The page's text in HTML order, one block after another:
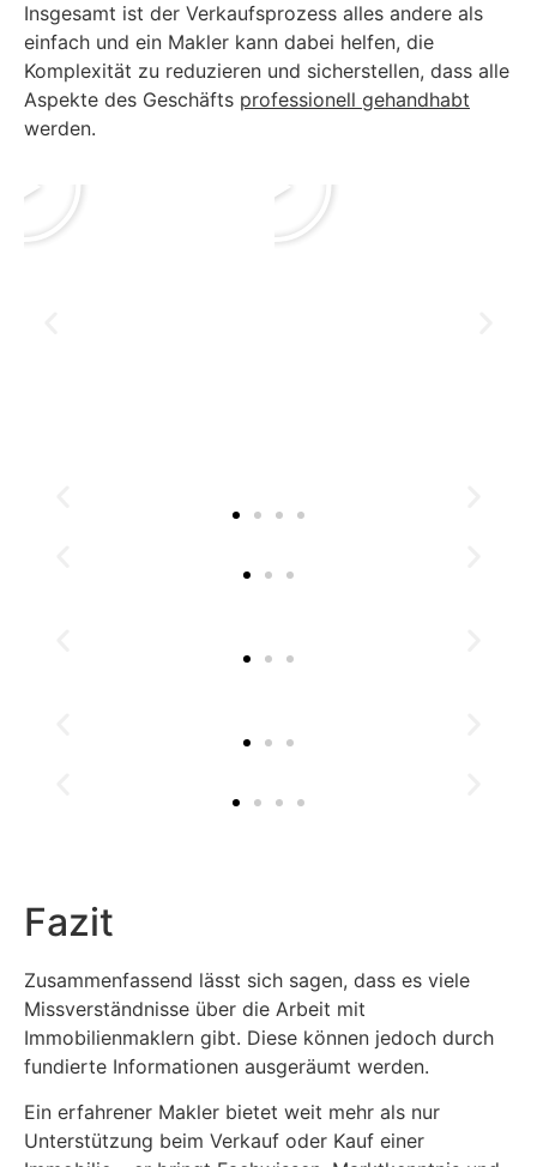
Insgesamt ist der Verkaufsprozess alles andere als
einfach und ein Makler kann dabei helfen, die
Komplexität zu reduzieren und sicherstellen, dass alle
Aspekte des Geschäfts professionell gehandhabt
werden.
Fazit
Zusammenfassend lässt sich sagen, dass es viele
Missverständnisse über die Arbeit mit
Immobilienmaklern gibt. Diese können jedoch durch
fundierte Informationen ausgeräumt werden.
Ein erfahrener Makler bietet weit mehr als nur
Unterstützung beim Verkauf oder Kauf einer